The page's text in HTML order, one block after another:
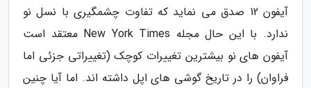
آیفون 12 صدق می نماید که تفاوت چشمگیری با نسل نو
ندارد. با این حال مجله New York Times معتقد است
آیفون های نو بیشترین تغییرات کوچک (تغییراتی جزئی اما
فراوان) را در تاریخ گوشی های اپل داشته اند. اما آیا چنین